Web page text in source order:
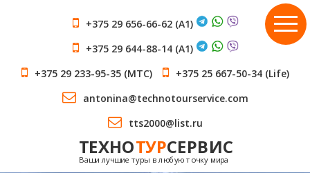
+375 29 656-66-62(A1)
+375 29 644-88-14(А1)
+375 29 233-95-35 (МТС) +375 25 667-50-34 (Life)
antonina@technotourservice.com
tts2000@list.ru
ТЕХНОТУРСЕРВИС
Ваши лучшие туры в любую точку мира